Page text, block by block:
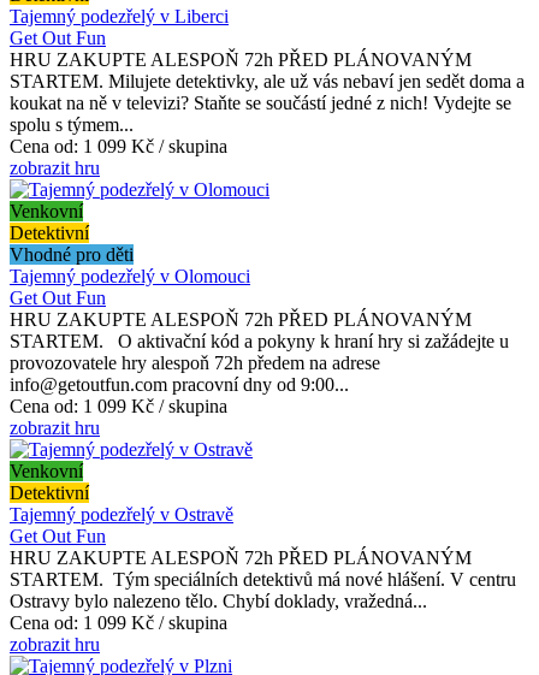
Tajemný podezřelý v Liberci
Get Out Fun
HRU ZAKUPTE ALESPOŇ 72h PŘED PLÁNOVANÝM
STARTEM. Milujete detektivky, ale už vás nebaví jen sedět doma a
koukat na ně v televizi? Staňte se součástí jedné z nich! Vydejte se
spolu s týmem...
Cena od: 1 099 Kč / skupina
zobrazit hru
Venkovní
Detektivní
Vhodné pro děti
Tajemný podezřelý v Olomouci
Get Out Fun
HRU ZAKUPTE ALESPOŇ 72h PŘED PLÁNOVANÝM
STARTEM. O aktivační kód a pokyny k hraní hry si zažádejte u
provozovatele hry alespoň 72h předem na adrese
info@getoutfun.com pracovní dny od 9:00...
Cena od: 1 099 Kč / skupina
zobrazit hru
Venkovní
Detektivní
Tajemný podezřelý v Ostravě
Get Out Fun
HRU ZAKUPTE ALESPOŇ 72h PŘED PLÁNOVANÝM
STARTEM. Tým speciálních detektivů má nové hlášení. V centru
Ostravy bylo nalezeno tělo. Chybí doklady, vražedná...
Cena od: 1 099 Kč / skupina
zobrazit hru